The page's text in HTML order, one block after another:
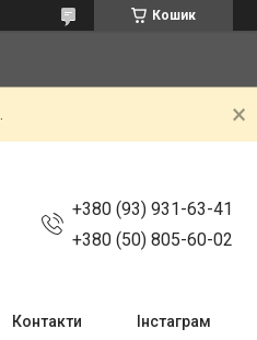
Кошик
+380 (93) 931-63-41
+380 (50) 805-60-02
Контакти Інстаграм